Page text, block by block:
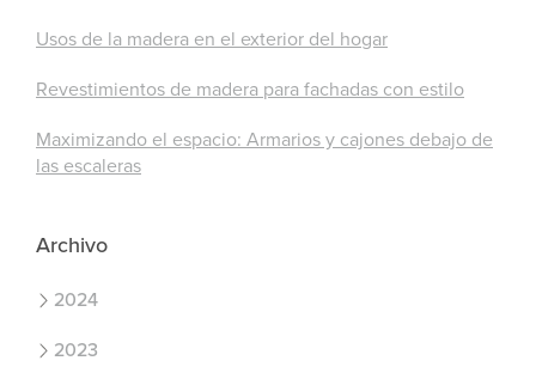
Usos de la madera en el exterior del hogar
Revestimientos de madera para fachadas con estilo
Maximizando el espacio: Armarios y cajones debajo de
las escaleras
Archivo
2024
2023